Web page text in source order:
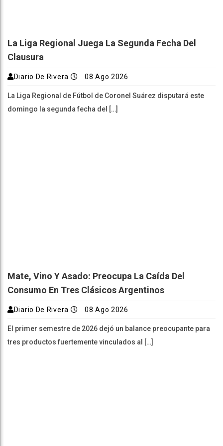
La Liga Regional Juega La Segunda Fecha Del
Clausura
Diario De Rivera 08 Ago 2026
La Liga Regional de Fútbol de Coronel Suárez disputará este
domingo la segunda fecha del […]
Mate, Vino Y Asado: Preocupa La Caída Del
Consumo En Tres Clásicos Argentinos
Diario De Rivera 08 Ago 2026
El primer semestre de 2026 dejó un balance preocupante para
tres productos fuertemente vinculados al […]